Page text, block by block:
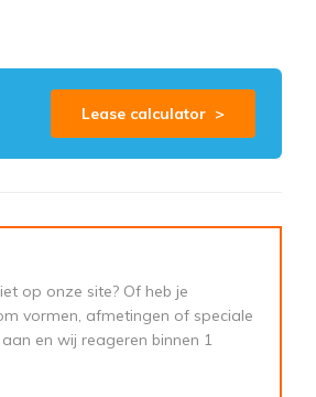
Lease calculator >
op onze site? Of heb je
vormen, afmetingen of speciale
en wij reageren binnen 1